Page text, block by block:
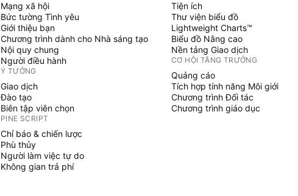
Mạng xã hội
Bức tường Tình yêu
Giới thiệu bạn
Chương trình dành cho Nhà sáng tạo
Nội quy chung
Người điều hành
Ý TƯỞNG
Giao dịch
Đào tạo
Biên tập viên chọn
PINE SCRIPT
Chỉ báo & chiến lược
Phù thủy
Người làm việc tự do
Không gian trả phí
Tiện ích
Thư viện biểu đồ
Lightweight Charts™
Biểu đồ Nâng cao
Nền tảng Giao dịch
CƠ HỘI TĂNG TRƯỞNG
Quảng cáo
Tích hợp tính năng Môi giới
Chương trình Đối tác
Chương trình giáo dục